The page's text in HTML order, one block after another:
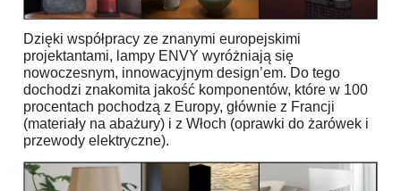
Dzięki współpracy ze znanymi europejskimi
projektantami, lampy ENVY wyróżniają się
nowoczesnym, innowacyjnym design’em. Do tego
dochodzi znakomita jakość komponentów, które w 100
procentach pochodzą z Europy, głównie z Francji
(materiały na abażury) i z Włoch (oprawki do żarówek i
przewody elektryczne).